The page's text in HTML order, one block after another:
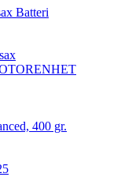
Batteri
400 gr.